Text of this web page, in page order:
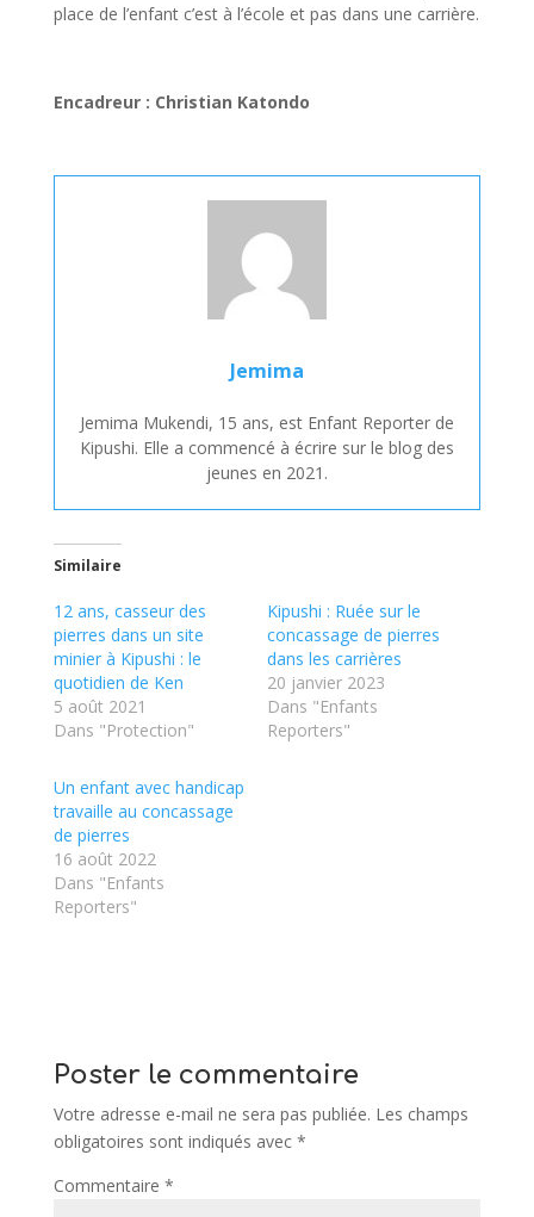
place de l’enfant c’est à l’école et pas dans une carrière.
Encadreur : Christian Katondo
Jemima
Jemima Mukendi, 15 ans, est Enfant Reporter de
Kipushi. Elle a commencé à écrire sur le blog des
jeunes en 2021.
Similaire
12 ans, casseur des
pierres dans un site
minier à Kipushi : le
quotidien de Ken
5 août 2021
Dans "Protection"
Kipushi : Ruée sur le
concassage de pierres
dans les carrières
20 janvier 2023
Dans "Enfants
Reporters"
Un enfant avec handicap
travaille au concassage
de pierres
16 août 2022
Dans "Enfants
Reporters"
Poster le commentaire
Votre adresse e-mail ne sera pas publiée. Les champs
obligatoires sont indiqués avec *
Commentaire *